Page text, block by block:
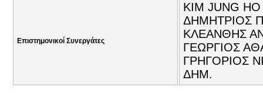
Επιστημονικοί Συνεργάτες
KIM JUNG
ΔΗΜΗΤΡΙΟΣ
ΚΛΕΑΝΘΗΣ
ΓΕΩΡΓΙΟΣ
ΓΡΗΓΟΡΙΟΣ
ΔΗΜ.